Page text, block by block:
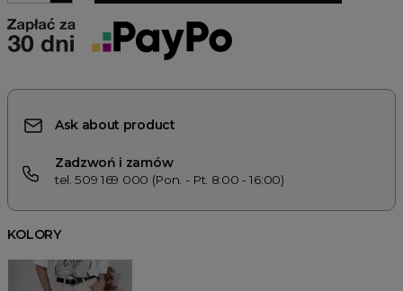
Ask about product
Zadzwoń i zamów
tel. 509 169 000 (Pon. - Pt. 8:00 - 16:00)
KOLORY